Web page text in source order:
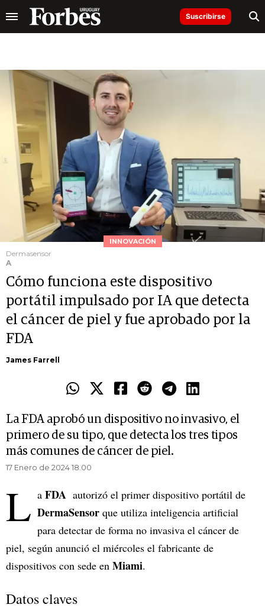
Suscribirse
INNOVACIÓN
Dermasensor
A
Cómo funciona este dispositivo
portátil impulsado por IA que detecta
el cáncer de piel y fue aprobado por la
FDA
James Farrell
La FDA aprobó un dispositivo no invasivo, el
primero de su tipo, que detecta los tres tipos
más comunes de cáncer de piel.
17 Enero de 2024 18.00
L a FDA autorizó el primer dispositivo portátil de
DermaSensor que utiliza inteligencia artificial
para detectar de forma no invasiva el cáncer de
piel, según anunció el miércoles el fabricante de
dispositivos con sede en Miami.
Datos claves